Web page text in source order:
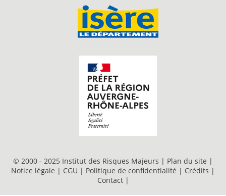
© 2000 - 2025 Institut des Risques Majeurs | Plan du site |
Notice légale | CGU | Politique de confidentialité | Crédits |
Contact |